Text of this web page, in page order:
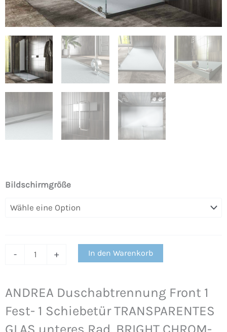
€375
ANDREA Duschabtrennung Front 1
Fest- 1 Schiebetür TRANSPARENTES
Bildschirmgröße
-
ANDREA
Front
GLAS
unteres
Rad.
+ In den Warenkorb